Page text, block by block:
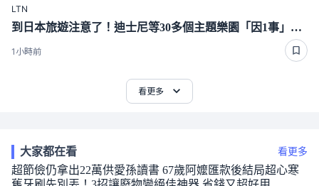
LTN
到日本旅遊注意了！迪士尼等30多個主題樂園「因1事」漲價
1小時前
看更多
大家都在看 看更多
超節儉仍拿出22萬供愛孫讀書 67歲阿嬤匯款後結局超心寒